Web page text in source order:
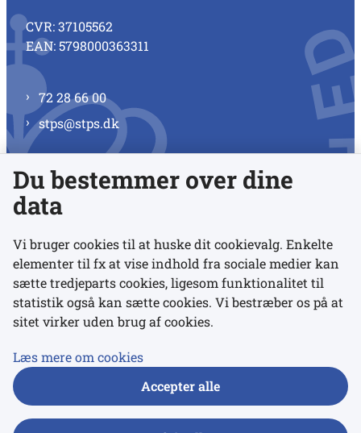
CVR: 37105562
EAN: 5798000363311
72 28 66 00
stps@stps.dk
Se alle kontaktnumre
Links
Udgivelser
Du bestemmer over dine
data
Vi bruger cookies til at huske dit cookievalg. Enkelte
elementer til fx at vise indhold fra sociale medier kan
sætte tredjeparts cookies, ligesom funktionalitet til
statistik også kan sætte cookies. Vi bestræber os på at
sitet virker uden brug af cookies.
Læs mere om cookies
Accepter alle